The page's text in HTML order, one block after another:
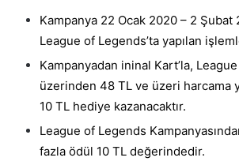
Kampanya 22 Ocak 2020 – 2 Şubat
League of Legends’ta yapılan
Kampanyadan ininal Kart’la,
üzerinden 48 TL ve üzeri harcama
10 TL hediye kazanacaktır.
League of Legends
fazla ödül 10 TL değerindedir.